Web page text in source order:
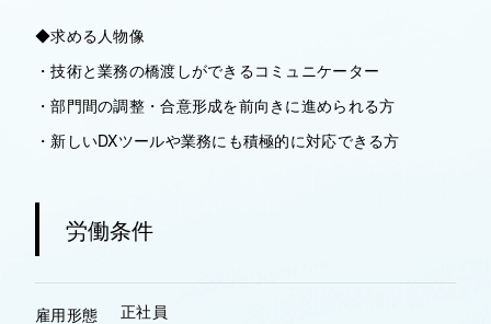
◆求める人物像
・技術と業務の橋渡しができるコミュニケーター
・部門間の調整・合意形成を前向きに進められる方
・新しいDXツールや業務にも積極的に対応できる方
労働条件
雇用形態 正社員